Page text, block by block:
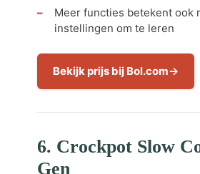
Meer functies betekent ook
instellingen om te leren
Bekijk prijs bij Bol.com
6. Crockpot Slow
Gen